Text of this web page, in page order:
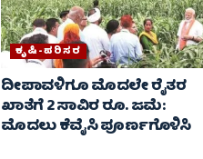
ಕೃಷಿ-ಪರಿಸರ
ದೀಪಾವಳಿಗೂ ಮೊದಲೇ ರೈತರ
ಖಾತೆಗೆ 2 ಸಾವಿರ ರೂ. ಜಮೆ:
ಮೊದಲು ಕೆವೈಸಿ ಪೂರ್ಣಗೊಳಿಸಿ